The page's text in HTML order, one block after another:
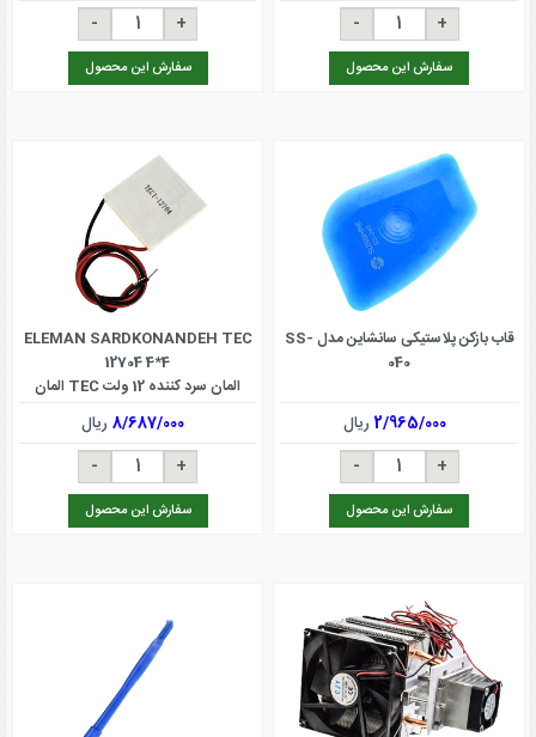
سفارش این محصول سفارش این محصول
قاب بازکن پلاستیکی سانشاین مدل SS-
040
2/965/000ریال
سفارش این محصول
ELEMAN SARDKONANDEH TEC
12704 4*4
المان سرد کننده 12 ولت TEC المان
خنک کننده 12715
8/687/000ریال
سفارش این محصول